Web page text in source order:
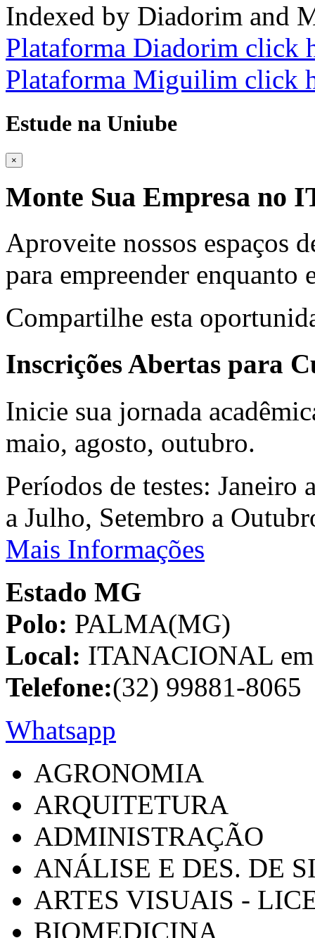
Indexed by Diadorim and
Plataforma Diadorim click
Plataforma Miguilim click
Estude na Uniube
×
Monte Sua Empresa no
Aproveite nossos espaços
para empreender enquanto
Compartilhe esta
Inscrições Abertas para
Inicie sua jornada
maio, agosto, outubro.
Períodos de testes:
a Julho, Setembro a
Mais Informações
Estado MG
Polo: PALMA(MG)
Local: ITANACIONAL
Telefone:(32) 99881-8065
Whatsapp
AGRONOMIA
ARQUITETURA
ADMINISTRAÇÃO
ANÁLISE E DES. DE
ARTES VISUAIS -
BIOMEDICINA